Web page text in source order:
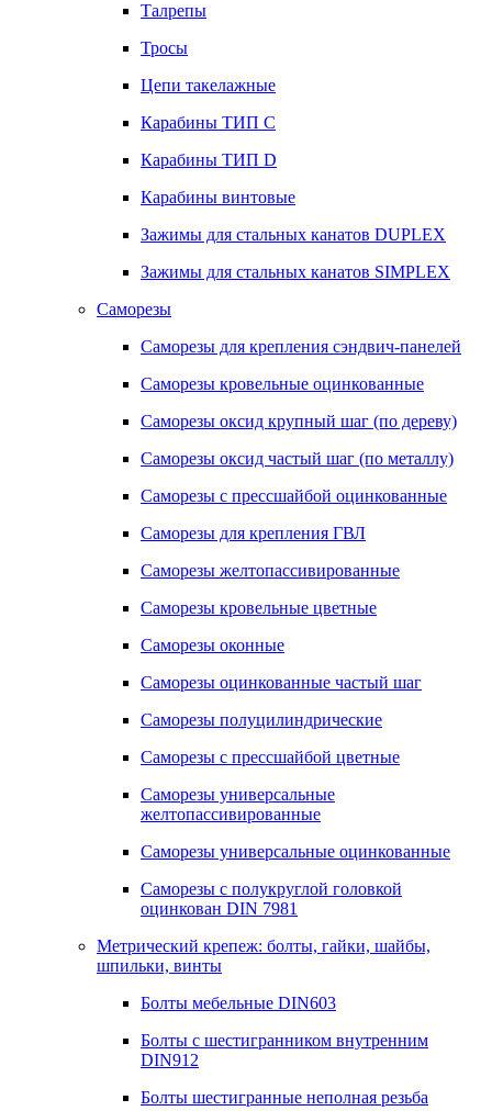
Талрепы
Тросы
Цепи такелажные
Карабины ТИП C
Карабины ТИП D
Карабины винтовые
Зажимы для стальных канатов DUPLEX
Зажимы для стальных канатов SIMPLEX
Саморезы
Саморезы для крепления сэндвич-панелей
Саморезы кровельные оцинкованные
Саморезы оксид крупный шаг (по дереву)
Саморезы оксид частый шаг (по металлу)
Саморезы с прессшайбой оцинкованные
Саморезы для крепления ГВЛ
Саморезы желтопассивированные
Саморезы кровельные цветные
Саморезы оконные
Саморезы оцинкованные частый шаг
Саморезы полуцилиндрические
Саморезы с прессшайбой цветные
Саморезы универсальные
желтопассивированные
Саморезы универсальные оцинкованные
Саморезы с полукруглой головкой
оцинкован DIN 7981
Метрический крепеж: болты, гайки, шайбы,
шпильки, винты
Болты мебельные DIN603
Болты с шестигранником внутренним
DIN912
Болты шестигранные неполная резьба